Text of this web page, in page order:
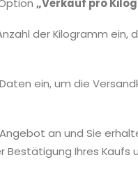
„Verkauf pro
der Kilogramm ein,
ein, um die
an und Sie
Bestätigung Ihres Kaufs